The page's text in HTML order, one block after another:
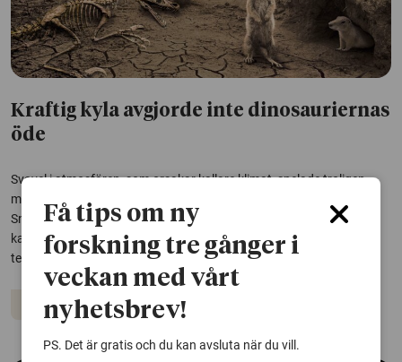
Kraftig kyla avgjorde inte dinosauriernas
öde
Svavel i atmosfären, som orsakar kallare klimat, spelade troligen
mindre roll för dinosauriernas utdöende än man tidigare trott.
Snarare ligger mörker bakom att många arter utrotades efter det
katastrofala asteroidnedslaget. Det menar forskare vid Luleå
tekniska universitet.
Dinosaurier
Få tips om ny
forskning tre gånger i
veckan med vårt
nyhetsbrev!
PS. Det är gratis och du kan avsluta när du vill.